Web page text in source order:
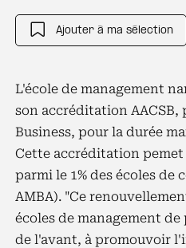
Ajouter à ma sélection
L'école de management
son accréditation
Business, pour la durée
Cette accréditation pemet
parmi le 1% des écoles de
AMBA). "Ce
écoles de management
de l'avant, à promouvoir